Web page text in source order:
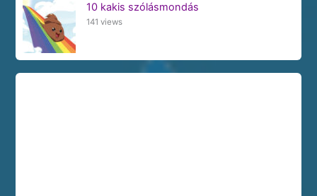
10 kakis szólásmondás
141 views